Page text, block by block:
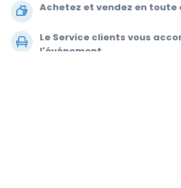
Achetez et vendez en toute
Le Service clients vous
l'événement